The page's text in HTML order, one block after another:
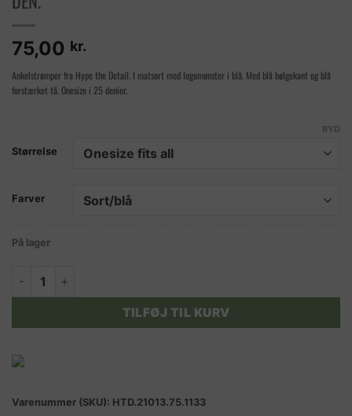
75,00 kr.
Ankelstrømper fra Hype the Detail. I matsort med logomønster i blå. Med blå bølgekant og blå
forstærket tå. Onesize i 25 denier.
Størrelse
Farver
RYD
På lager
HYPE THE DETAIL logo ankelstrømpe sort-blå 25 DEN. antal
TILFØJ TIL KURV
Varenummer (SKU): HTD.21013.75.1133